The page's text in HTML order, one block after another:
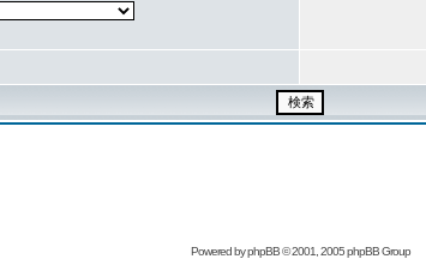
Powered byphpBB© 2001, 2005 phpBB Group